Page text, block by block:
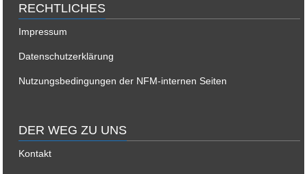
RECHTLICHES
Impressum
Datenschutzerklärung
Nutzungsbedingungen der NFM-internen Seiten
DER WEG ZU UNS
Kontakt